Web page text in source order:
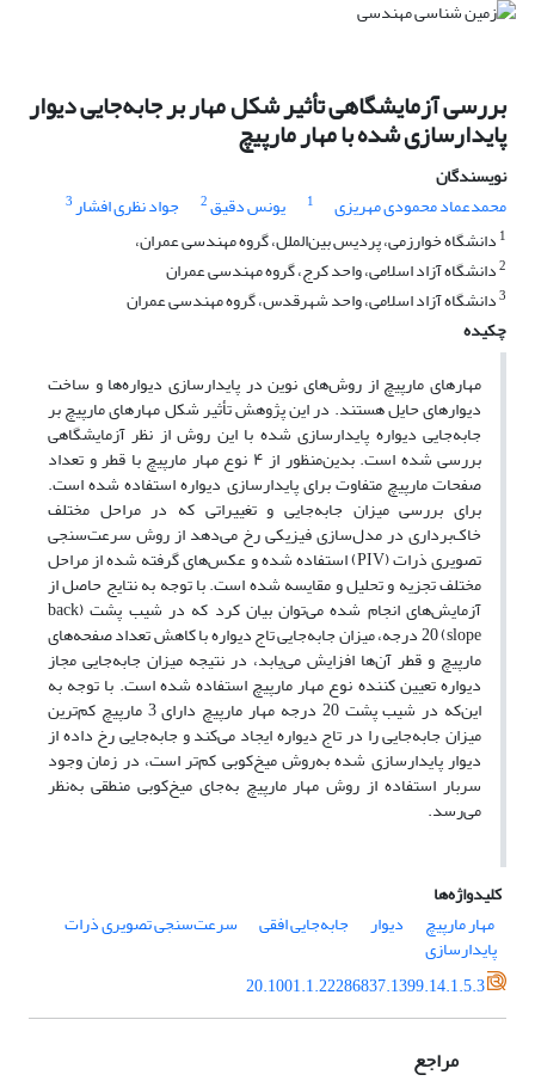
بررسی آزمایشگاهی تأثیر شکل مهار بر جابه‌جایی دیوار
پایدارسازی شده با مهار مارپیچ
نویسندگان
محمدعماد محمودی مهریزی
1 یونس دقیق2 جواد نظری افشار3
1 دانشگاه خوارزمی، پردیس بین‌الملل، گروه مهندسی عمران،
2دانشگاه آزاد اسلامی، واحد کرج، گروه مهندسی عمران
3دانشگاه آزاد اسلامی، واحد شهرقدس، گروه مهندسی عمران
چکیده
مهارهای مارپیچ از روش‌های نوین در پایدارسازی دیواره‌ها و ساخت
دیوارهای حایل هستند. در این پژوهش تأثیر شکل مهارهای مارپیچ بر
جابه‌جایی دیواره‌ پایدارسازی شده با این روش از نظر آزمایشگاهی
بررسی شده است. بدین‌منظور از ۴ نوع مهار مارپیچ با قطر و تعداد
صفحات مارپیچ متفاوت برای پایدارسازی دیواره استفاده شده است.
برای بررسی میزان جابه‌جایی و تغییراتی که در مراحل مختلف
خاک‌برداری در مدل‌سازی فیزیکی رخ می‌دهد از روش سرعت‌سنجی
تصویری ذرات(PIV)استفاده شده و عکس‌های گرفته شدهاز مراحل
مختلفتجزیهوتحلیلومقایسهشدهاست. با توجهبه نتایج حاصل از
آزمایش‌های انجام شده می‌توان بیان کرد که در شیب پشت (back
slope ) 20 درجه، میزان جابه‌جایی تاج دیواره با کاهش تعداد صفحه‌های
مارپیچ و قطر آن‌‌ها افزایش می‌یابد، در نتیجه میزان جابه‌جایی مجاز
دیواره تعیین کننده‌ نوع مهار مارپیچ استفاده شده است. با توجه به
این‌که در شیب پشت 20 درجه مهار مارپیچ دارای 3 مارپیچ کم‌ترین
میزان جابه‌جایی را در تاج دیواره ایجاد می‌کند و جابه‌جایی رخ داده از
دیوار پایدارسازی شده به‌روش میخ‌کوبی کم‌تراست، درزمان وجود
سربار استفاده از روش مهار مارپیچ به‌جای میخ‌کوبی منطقی به‌نظر
می‌رسد.
کلیدواژه‌ها
مهار مارپیچ
دیوار جابه‌جایی افقی سرعت‌سنجی تصویری ذرات
پایدارسازی
20.1001.1.22286837.1399.14.1.5.3
مراجع